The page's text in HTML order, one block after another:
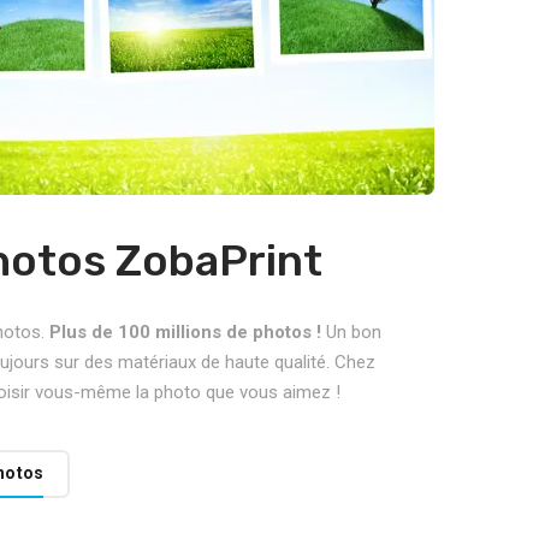
ZobaPrint
Plus de 100 millions de photos ! Un bon
sur des matériaux de haute qualité. Chez
vous-même la photo que vous aimez !